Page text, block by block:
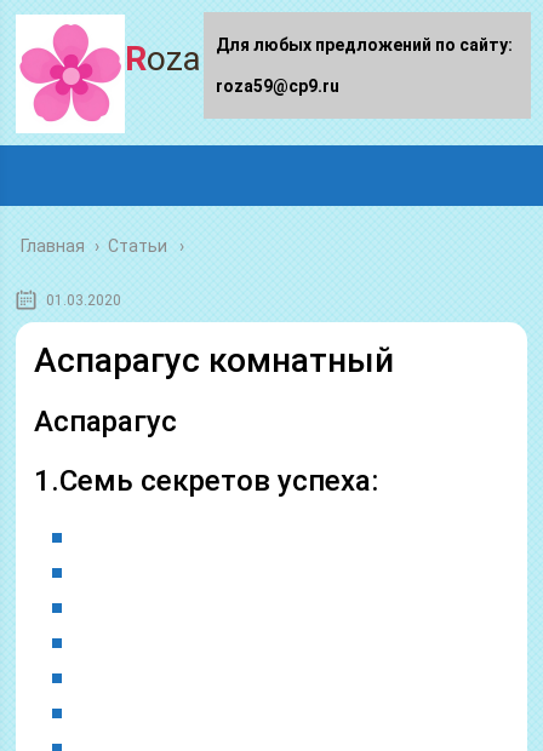
Roza59.ru
Главная › Статьи
01.03.2020
Аспарагус комнатный
Аспарагус
1.Семь секретов успеха:
Для любых предложений по сайту:
roza59@cp9.ru